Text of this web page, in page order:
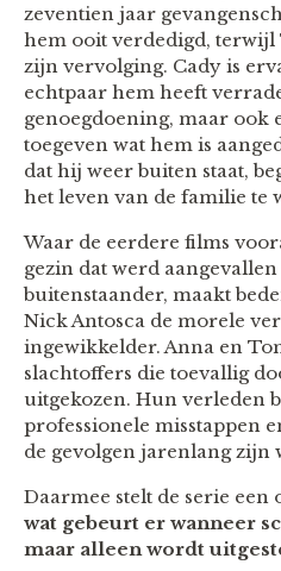
zeventien jaar
hem ooit verdedigd, terwijl
zijn vervolging. Cady is
echtpaar hem heeft
genoegdoening, maar ook
toegeven wat hem is
dat hij weer buiten staat,
het leven van de familie te
Waar de eerdere films
gezin dat werd
buitenstaander, maakt
Nick Antosca de morele
ingewikkelder. Anna en
slachtoffers die toevallig
uitgekozen. Hun verleden
professionele misstappen
de gevolgen jarenlang zijn
Daarmee stelt de serie een
wat gebeurt er wanneer
maar alleen wordt